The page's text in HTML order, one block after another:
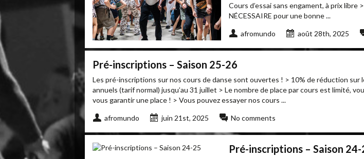
Cours d’essai sans engament, à prix libre
NÉCESSAIRE pour une bonne ...
afromundo août 28th, 2025
Pré-inscriptions – Saison 25-26
Les pré-inscriptions sur nos cours de danse sont ouvertes ! > 10% de réduction sur
annuels (tarif normal) jusqu’au 31 juillet > Le nombre de place par cours est limité,
vous garantir une place ! > Vous pouvez essayer nos cours ...
afromundo juin 21st, 2025 No comments
Pré-inscriptions – Saison